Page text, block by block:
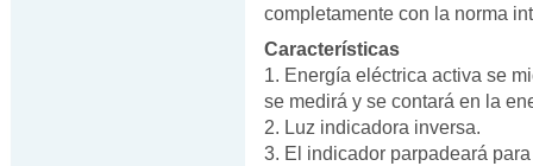
completamente con la norma
Características
1. Energía eléctrica activa se
se medirá y se contará en la
2. Luz indicadora inversa.
3. El indicador parpadeará